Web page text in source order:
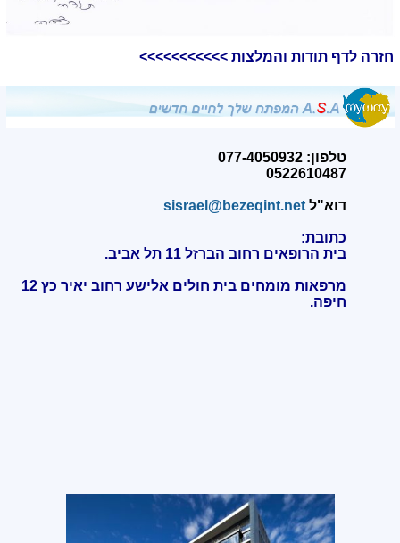
חזרה לדף תודות והמלצות >>>>>>>>>>>
טלפון: 077-4050932
0522610487
דוא"לsisrael@bezeqint.net
כתובת:
בית הרופאים רחוב הברזל 11 תל אביב.
מרפאות מומחים בית חולים אלישע רחוב יאיר כץ 12
חיפה.